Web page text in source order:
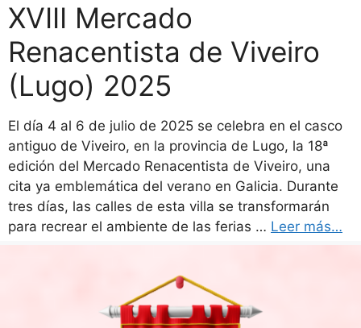
XVIII Mercado
Renacentista de Viveiro
(Lugo) 2025
El día 4 al 6 de julio de 2025 se celebra en el casco
antiguo de Viveiro, en la provincia de Lugo, la 18ª
edición del Mercado Renacentista de Viveiro, una
cita ya emblemática del verano en Galicia. Durante
tres días, las calles de esta villa se transformarán
para recrear el ambiente de las ferias … Leer más…